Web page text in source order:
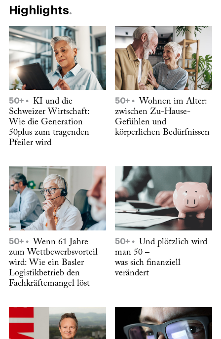
Highlights
50+
KI und die
Schweizer Wirtschaft:
Wie die Generation
50plus zum tragenden
Pfeiler wird
50+
Wohnen im Alter:
zwischen Zu-Hause-
Gefühlen und
körperlichen Bedürfnissen
50+
Wenn 61 Jahre
zum Wettbewerbsvorteil
wird: Wie ein Basler
Logistikbetrieb den
Fachkräftemangel löst
50+
Und plötzlich wird
man 50 –
was sich finanziell
verändert